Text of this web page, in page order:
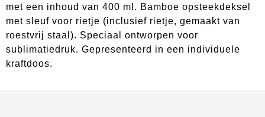
met een inhoud van 400 ml. Bamboe opsteekdeksel
met sleuf voor rietje (inclusief rietje, gemaakt van
roestvrij staal). Speciaal ontworpen voor
sublimatiedruk. Gepresenteerd in een individuele
kraftdoos.